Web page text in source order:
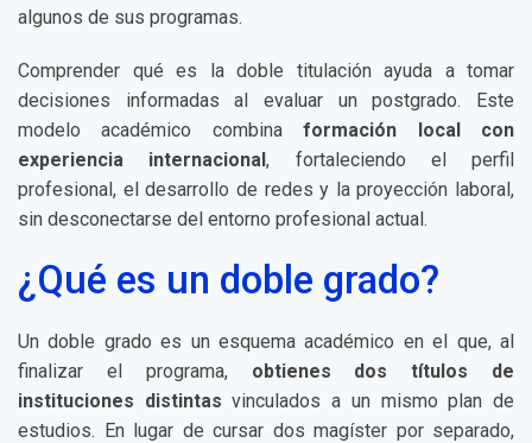
algunos de sus programas.
Comprender qué es la doble titulación ayuda a tomar
decisiones informadas al evaluar un postgrado. Este
modelo académico combinaformación local con
experiencia internacional, fortaleciendo el perfil
profesional, el desarrollo de redes y la proyección laboral,
sin desconectarse del entorno profesional actual.
¿Qué es un doble grado?
Un doble grado es un esquema académico en el que, al
finalizar el programa, obtienes dos títulos de
instituciones distintas vinculados a un mismo plan de
estudios. En lugar de cursar dos magíster por separado,